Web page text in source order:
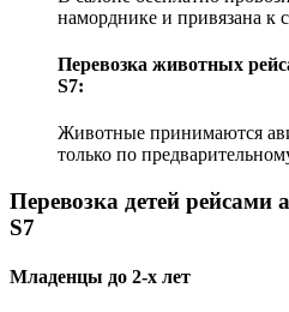
наморднике и привязана к
Перевозка животных
S7:
Животные принимаются
только по
Перевозка детей
S7
Младенцы до 2-х лет